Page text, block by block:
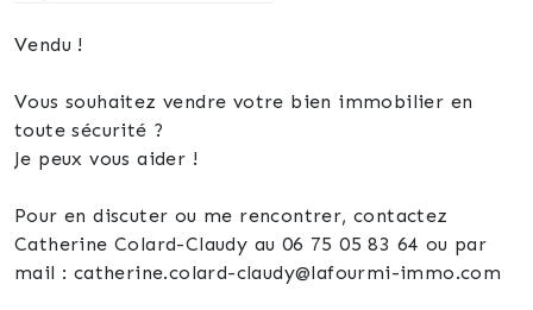
Vendu !
Vous souhaitez vendre votre bien immobilier en
toute sécurité ?
Je peux vous aider !
Pour en discuter ou me rencontrer, contactez
Catherine Colard-Claudy au 06 75 05 83 64 ou par
mail : catherine.colard-claudy@lafourmi-immo.com